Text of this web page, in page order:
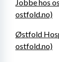
Jobbe hos
ostfold.no)
Østfold
ostfold.no)